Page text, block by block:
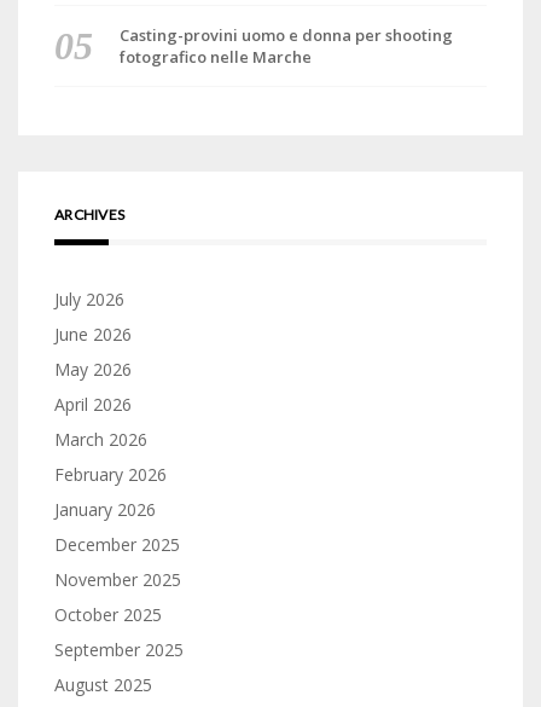
Casting-provini uomo e donna per shooting
fotografico nelle Marche
ARCHIVES
July 2026
June 2026
May 2026
April 2026
March 2026
February 2026
January 2026
December 2025
November 2025
October 2025
September 2025
August 2025